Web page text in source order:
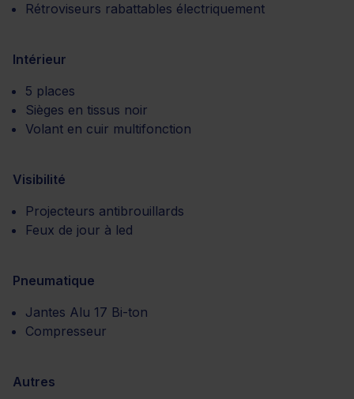
Rétroviseurs rabattables électriquement
Intérieur
5 places
Sièges en tissus noir
Volant en cuir multifonction
Visibilité
Projecteurs antibrouillards
Feux de jour à led
Pneumatique
Jantes Alu 17 Bi-ton
Compresseur
Autres